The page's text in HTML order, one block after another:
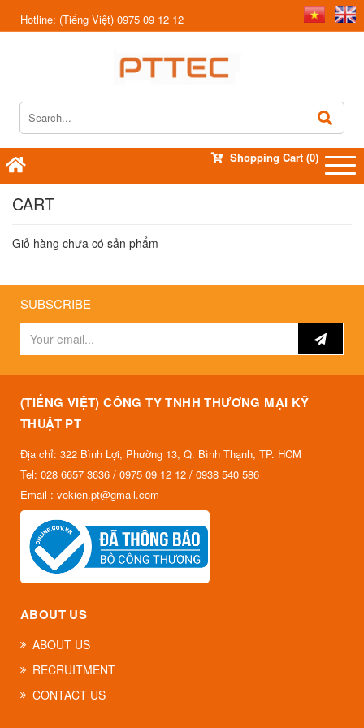
Hotline: (Tiếng Việt) 0975 09 12 12
Shopping Cart (0)
CART
Giỏ hàng chưa có sản phẩm
SUBSCRIBE
(TIẾNG VIỆT) CÔNG TY TNHH THƯƠNG MẠI KỸ
THUẬT PT
Địa chỉ: 322 Bình Lợi, Phường 13, Q. Bình Thạnh, TP. HCM
Tel: 028 6657 3636 / 0975 09 12 12 / 0938 540 586
Email : vokien.pt@gmail.com
ABOUT US
ABOUT US
RECRUITMENT
CONTACT US